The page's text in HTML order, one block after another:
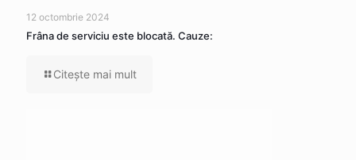
12 octombrie 2024
Frâna de serviciu este blocată. Cauze:
Citeşte mai mult